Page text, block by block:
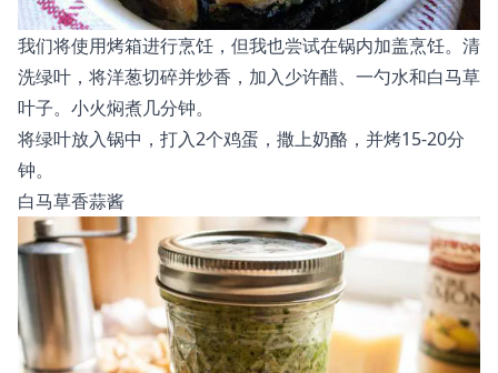
我们将使用烤箱进行烹饪，但我也尝试在锅内加盖烹饪。清
洗绿叶，将洋葱切碎并炒香，加入少许醋、一勺水和白马草
叶子。小火焖煮几分钟。
将绿叶放入锅中，打入2个鸡蛋，撒上奶酪，并烤15-20分
钟。
白马草香蒜酱